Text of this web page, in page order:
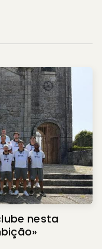
nesta